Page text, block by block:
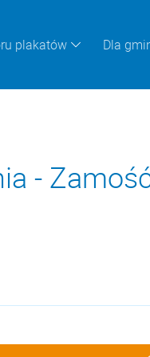
plakatów Dla
-